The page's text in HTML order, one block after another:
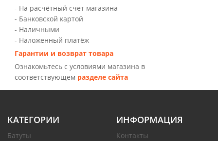
- На расчётный счет магазина
- Банковской картой
- Наличными
- Наложенный платёж
Гарантии и возврат товара
Ознакомьтесь с условиями магазина в
соответствующем разделе сайта
КАТЕГОРИИ
Батуты
ИНФОРМАЦИЯ
Контакты